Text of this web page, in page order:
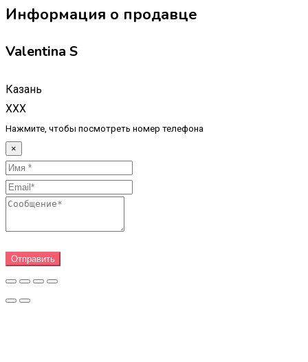
Информация о продавце
Valentina S
Казань
XXX
Нажмите, чтобы посмотреть номер телефона
×
Отправить